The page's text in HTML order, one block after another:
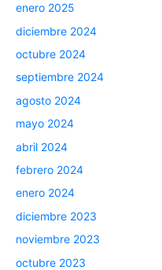
enero 2025
diciembre 2024
octubre 2024
septiembre 2024
agosto 2024
mayo 2024
abril 2024
febrero 2024
enero 2024
diciembre 2023
noviembre 2023
octubre 2023